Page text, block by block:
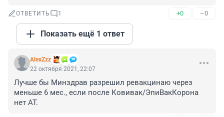
ОТВЕТИТЬ 1 +0 –0
Показать ещё 1 ответ
AlexZzz
22 октября 2021, 22:07
Лучше бы Минздрав разрешил ревакцинаю через
меньше 6 мес., если после Ковивак/ЭпиВакКорона
нет АТ.